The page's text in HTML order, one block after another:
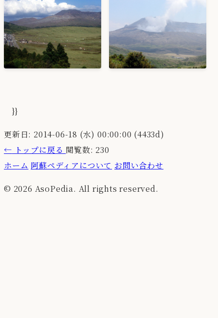
}}
更新日: 2014-06-18 (水) 00:00:00 (4433d)
← トップに戻る 閲覧数: 230
ホーム 阿蘇ペディアについて お問い合わせ
© 2026 AsoPedia. All rights reserved.